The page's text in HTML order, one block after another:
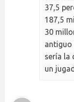
37,5
187,5
30
antiguo
sería la
un